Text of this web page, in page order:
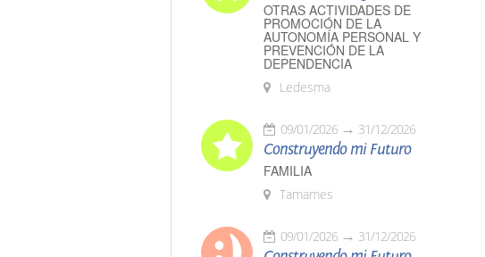
OTRAS ACTIVIDADES DE
PROMOCIÓN DE LA
AUTONOMÍA PERSONAL Y
PREVENCIÓN DE LA
DEPENDENCIA
Ledesma
09/01/2026 31/12/2026
Construyendo mi Futuro
FAMILIA
Tamames
09/01/2026 31/12/2026